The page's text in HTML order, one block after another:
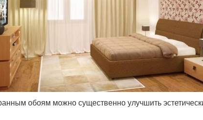
обоям можно существенно улучшить